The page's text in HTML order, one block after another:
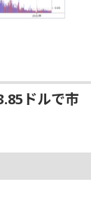
ドルで市